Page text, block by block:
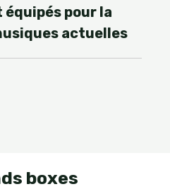
pour la
actuelles
boxes